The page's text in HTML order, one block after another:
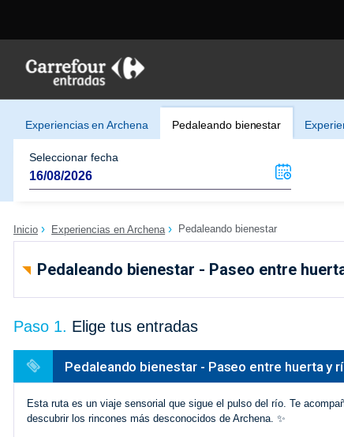
Experiencias en Archena Pedaleando bienestar
Seleccionar fecha
Inicio Experiencias en Archena Pedaleando bienestar
Pedaleando bienestar - Paseo entre
Paso 1. Elige tus entradas
Pedaleando bienestar - Paseo entre huerta y
Esta ruta es un viaje sensorial que sigue el pulso del río. Te
descubrir los rincones más desconocidos de Archena. ✨